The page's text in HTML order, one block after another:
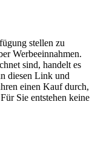
stellen zu
Werbeeinnahmen.
sind, handelt es
diesen Link und
einen Kauf durch,
Sie entstehen keine